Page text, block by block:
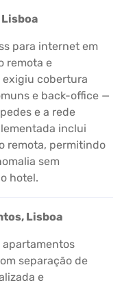
Lisboa
para internet em
remota e
exigiu cobertura
e back-office —
e a rede
inclui
remota, permitindo
sem
hotel.
Lisboa
apartamentos
separação de
e